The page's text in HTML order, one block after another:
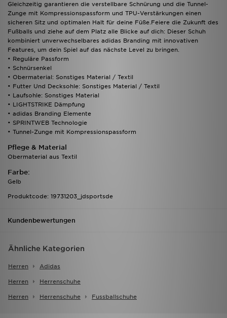
Gleichzeitig garantieren die verstellbare Schnürung und die Tunnel-
Zunge mit Kompressionspassform und TPU-Verstärkungen einen
sicheren Sitz und optimalen Halt für deine Füße.Feiere die Zukunft des
Fußballs und ziehe auf dem Platz alle Blicke auf dich: Dieser Schuh
kombiniert unverwechselbares adidas Branding mit innovativen
Features, um dein Spiel auf das nächste Level zu bringen.
• Reguläre Passform
• Schnürsenkel
• Obermaterial: Sonstiges Material / Textil
• Futter Und Decksohle: Sonstiges Material / Textil
• Laufsohle: Sonstiges Material
• LIGHTSTRIKE Dämpfung
• adidas Branding Elemente
• SPRINTWEB Technologie
• Tunnel-Zunge mit Kompressionspassform
Pflege & Material
Obermaterial aus Textil
Farbe:
Gelb
Produktcode: 19731203_jdsportsde
Kundenbewertungen
Ähnliche Kategorien
Herren Adidas
Herren Herrenschuhe
Herren Herrenschuhe Fussballschuhe